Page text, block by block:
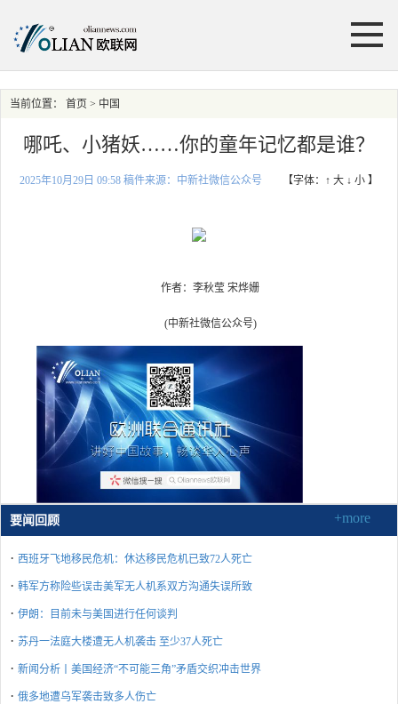
当前位置： 首页 > 中国
哪吒、小猪妖……你的童年记忆都是谁？
2025年10月29日 09:58 稿件来源：中新社微信公众号 【字体： ↑ 大 ↓ 小 】
作者：李秋莹 宋烨姗
(中新社微信公众号)
要闻回顾 +more
· 西班牙飞地移民危机：休达移民危机已致72人死亡
· 韩军方称险些误击美军无人机系双方沟通失误所致
· 伊朗：目前未与美国进行任何谈判
· 苏丹一法庭大楼遭无人机袭击 至少37人死亡
· 新闻分析丨美国经济“不可能三角”矛盾交织冲击世界
· 俄多地遭乌军袭击致多人伤亡